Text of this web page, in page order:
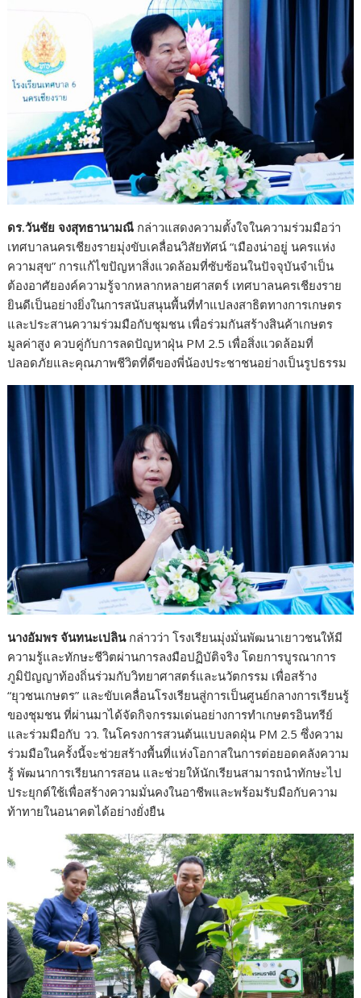
ดร.วันชัย จงสุทธานามณี กล่าวแสดงความตั้งใจในความร่วมมือว่า
เทศบาลนครเชียงรายมุ่งขับเคลื่อนวิสัยทัศน์ “เมืองน่าอยู่ นครแห่ง
ความสุข” การแก้ไขปัญหาสิ่งแวดล้อมที่ซับซ้อนในปัจจุบันจำเป็น
ต้องอาศัยองค์ความรู้จากหลากหลายศาสตร์ เทศบาลนครเชียงราย
ยินดีเป็นอย่างยิ่งในการสนับสนุนพื้นที่ทำแปลงสาธิตทางการเกษตร
และประสานความร่วมมือกับชุมชน เพื่อร่วมกันสร้างสินค้าเกษตร
มูลค่าสูง ควบคู่กับการลดปัญหาฝุ่น PM 2.5 เพื่อสิ่งแวดล้อมที่
ปลอดภัยและคุณภาพชีวิตที่ดีของพี่น้องประชาชนอย่างเป็นรูปธรรม
นางอัมพร จันทนะเปลินกล่าวว่า โรงเรียนมุ่งมั่นพัฒนาเยาวชนให้มี
ความรู้และทักษะชีวิตผ่านการลงมือปฏิบัติจริง โดยการบูรณาการ
ภูมิปัญญาท้องถิ่นร่วมกับวิทยาศาสตร์และนวัตกรรม เพื่อสร้าง
“ยุวชนเกษตร” และขับเคลื่อนโรงเรียนสู่การเป็นศูนย์กลางการเรียนรู้
ของชุมชน ที่ผ่านมาได้จัดกิจกรรมเด่นอย่างการทำเกษตรอินทรีย์
และร่วมมือกับ วว. ในโครงการสวนต้นแบบลดฝุ่น PM 2.5 ซึ่งความ
ร่วมมือในครั้งนี้จะช่วยสร้างพื้นที่แห่งโอกาสในการต่อยอดคลังความ
รู้ พัฒนาการเรียนการสอน และช่วยให้นักเรียนสามารถนำทักษะไป
ประยุกต์ใช้เพื่อสร้างความมั่นคงในอาชีพและพร้อมรับมือกับความ
ท้าทายในอนาคตได้อย่างยั่งยืน